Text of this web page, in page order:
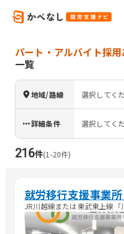
パート・アルバイト採用
一覧
地域/路線 選択してく
詳細条件 選択してく
216件(1 -20件)
就労移行支援事業
JR川越線または東武東上線